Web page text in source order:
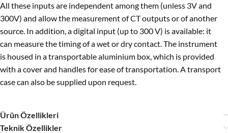
All these inputs are independent among them (unless 3V and
300V) and allow the measurement of CT outputs or of another
source. In addition, a digital input (up to 300 V) is available: it
can measure the timing of a wet or dry contact. The instrument
is housed in a transportable aluminium box, which is provided
with a cover and handles for ease of transportation. A transport
case can also be supplied upon request.
Ürün Özellikleri
Teknik Özellikler